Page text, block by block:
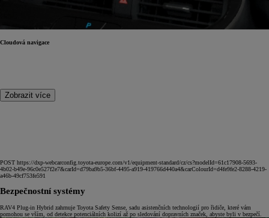
Cloudová navigace
Zobrazit více
POST https://dxp-webcarconfig.toyota-europe.com/v1/equipment-standard/cz/cs?modelId=61c17908-5693-
4b02-b49e-96c0e527f2e7&carId=d79ba9b5-36bf-4495-a919-419766d440a4&carColourId=d4fe9fe2-8288-4219-
a46b-49cf753fe591
Bezpečnostní systémy
RAV4 Plug-in Hybrid zahrnuje Toyota Safety Sense, sadu asistenčních technologií pro řidiče, které vám
pomohou se vším, od detekce potenciálních kolizí až po sledování dopravních značek, abyste byli v bezpečí.